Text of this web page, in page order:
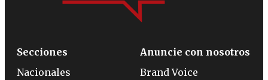
Secciones
Nacionales
Anuncie con nosotros
Brand Voice